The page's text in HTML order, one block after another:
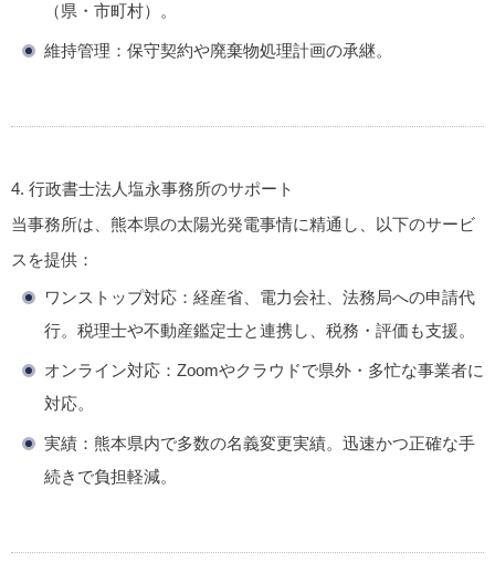
（県・市町村）。
維持管理 ：保守契約や廃棄物処理計画の承継。
4. 行政書士法人塩永事務所のサポート
当事務所は、熊本県の太陽光発電事情に精通し、以下のサービ
スを提供：
ワンストップ対応 ：経産省、電力会社、法務局への申請代
行。税理士や不動産鑑定士と連携し、税務・評価も支援。
オンライン対応 ：Zoomやクラウドで県外・多忙な事業者に
対応。
実績 ：熊本県内で多数の名義変更実績。迅速かつ正確な手
続きで負担軽減。